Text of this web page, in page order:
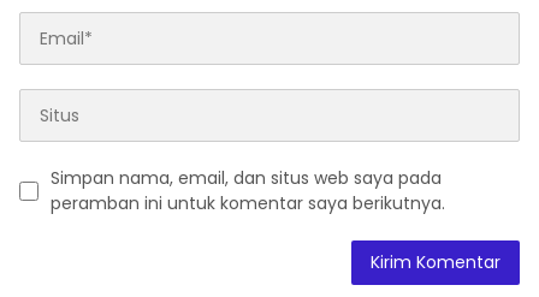
Simpan nama, email, dan situs web saya pada
peramban ini untuk komentar saya berikutnya.